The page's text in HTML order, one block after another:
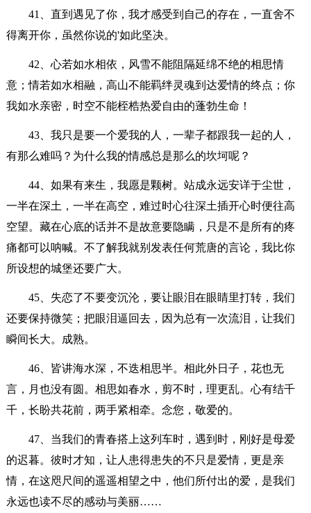
41、直到遇见了你，我才感受到自己的存在，一直舍不
得离开你，虽然你说的'如此坚决。
42、心若如水相依，风雪不能阻隔延绵不绝的相思情
意；情若如水相融，高山不能羁绊灵魂到达爱情的终点；你
我如水亲密，时空不能桎梏热爱自由的蓬勃生命！
43、我只是要一个爱我的人，一辈子都跟我一起的人，
有那么难吗？为什么我的情感总是那么的坎坷呢？
44、如果有来生，我愿是颗树。站成永远安详于尘世，
一半在深土，一半在高空，难过时心往深土插开心时便往高
空望。藏在心底的话并不是故意要隐瞒，只是不是所有的疼
痛都可以呐喊。不了解我就别发表任何荒唐的言论，我比你
所设想的城堡还要广大。
45、失恋了不要变沉沦，要让眼泪在眼睛里打转，我们
还要保持微笑；把眼泪逼回去，因为总有一次流泪，让我们
瞬间长大。成熟。
46、皆讲海水深，不迭相思半。相此外日子，花也无
言，月也没有圆。相思如春水，剪不时，理更乱。心有结千
千，长盼共花前，两手紧相牵。念您，敬爱的。
47、当我们的青春搭上这列车时，遇到时，刚好是母爱
的迟暮。彼时才知，让人患得患失的不只是爱情，更是亲
情，在这咫尺间的遥遥相望之中，他们所付出的爱，是我们
永远也读不尽的感动与美丽……